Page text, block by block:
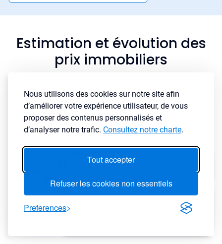
Nous utilisons des cookies sur notre site afin
d’améliorer votre expérience utilisateur, de vous
proposer des contenus personnalisés et
d’analyser notre trafic. Consultez notre charte.
Tout accepter
Refuser les cookies non essentiels
Preferences
Estimation et évolution des
prix immobiliers